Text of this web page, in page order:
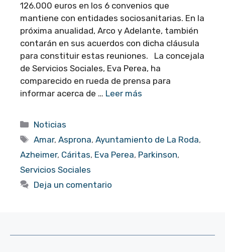
126.000 euros en los 6 convenios que
mantiene con entidades sociosanitarias. En la
próxima anualidad, Arco y Adelante, también
contarán en sus acuerdos con dicha cláusula
para constituir estas reuniones. La concejala
de Servicios Sociales, Eva Perea, ha
comparecido en rueda de prensa para
informar acerca de … Leer más
Categorías
Noticias
Etiquetas
Amar,Asprona,Ayuntamiento de La Roda,
Azheimer, Cáritas, Eva Perea, Parkinson,
Servicios Sociales
Deja un comentario